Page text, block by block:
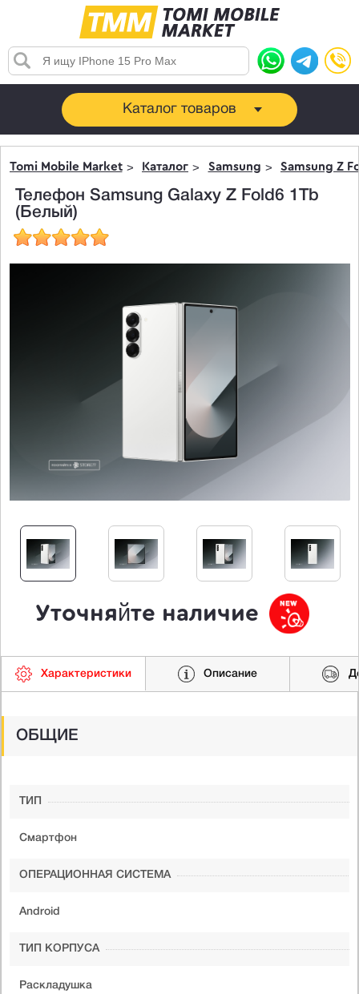
Каталог товаров
Tomi Mobile Market Каталог Samsung Samsung Z
Телефон Samsung Galaxy Z Fold6 1Tb
(Белый)
Уточняйте наличие
Характеристики Описание
ОБЩИЕ
ТИП
Cмартфон
ОПЕРАЦИОННАЯ СИСТЕМА
Android
ТИП КОРПУСА
Раскладушка